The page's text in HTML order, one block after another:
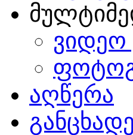
აღწერა